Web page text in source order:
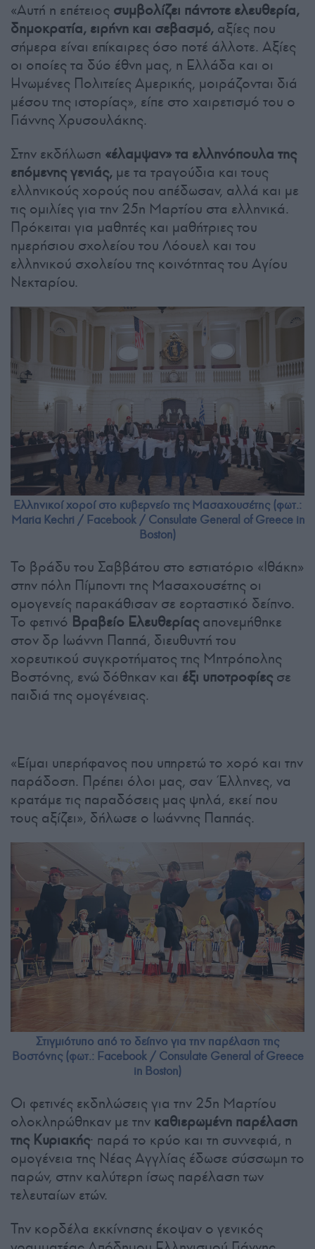
«Αυτή η επέτειος συμβολίζει πάντοτε ελευθερία,
δημοκρατία, ειρήνη και σεβασμό, αξίες που
σήμερα είναι επίκαιρες όσο ποτέ άλλοτε. Αξίες
οι οποίες τα δύο έθνη μας, η Ελλάδα και οι
Ηνωμένες Πολιτείες Αμερικής, μοιράζονται διά
μέσου της ιστορίας», είπε στο χαιρετισμό του ο
Γιάννης Χρυσουλάκης.
Στην εκδήλωση «έλαμψαν» τα ελληνόπουλα της
επόμενης γενιάς, με τα τραγούδια και τους
ελληνικούς χορούς που απέδωσαν, αλλά και με
τις ομιλίες για την 25η Μαρτίου στα ελληνικά.
Πρόκειται για μαθητές και μαθήτριες του
ημερήσιου σχολείου του Λόουελ και του
ελληνικού σχολείου της κοινότητας του Αγίου
Νεκταρίου.
Ελληνικοί χοροί στο κυβερνείο της Μασαχουσέτης (φωτ.:
Maria Kechri / Facebook / Consulate General of Greece in
Boston)
Το βράδυ του Σαββάτου στο εστιατόριο «Ιθάκη»
στην πόλη Πίμποντι της Μασαχουσέτης οι
ομογενείς παρακάθισαν σε εορταστικό δείπνο.
Το φετινό Βραβείο Ελευθερίαςαπονεμήθηκε
στον δρ Ιωάννη Παππά, διευθυντή του
χορευτικού συγκροτήματος της Μητρόπολης
Βοστόνης, ενώ δόθηκαν και έξι υποτροφίεςσε
παιδιά της ομογένειας.
«Είμαι υπερήφανος που υπηρετώ το χορό και την
παράδοση. Πρέπει όλοι μας, σαν Έλληνες, να
κρατάμε τις παραδόσεις μας ψηλά, εκεί που
τους αξίζει», δήλωσε ο Ιωάννης Παππάς.
Στιγμιότυπο από το δείπνο για την παρέλαση της
Βοστόνης (φωτ.: Facebook / Consulate General of Greece
in Boston)
Οι φετινές εκδηλώσεις για την 25η Μαρτίου
ολοκληρώθηκαν με την καθιερωμένη παρέλαση
της Κυριακής· παρά το κρύο και τη συννεφιά, η
ομογένεια της Νέας Αγγλίας έδωσε σύσσωμη το
παρών, στην καλύτερη ίσως παρέλαση των
τελευταίων ετών.
Την κορδέλα εκκίνησης έκοψαν ο γενικός